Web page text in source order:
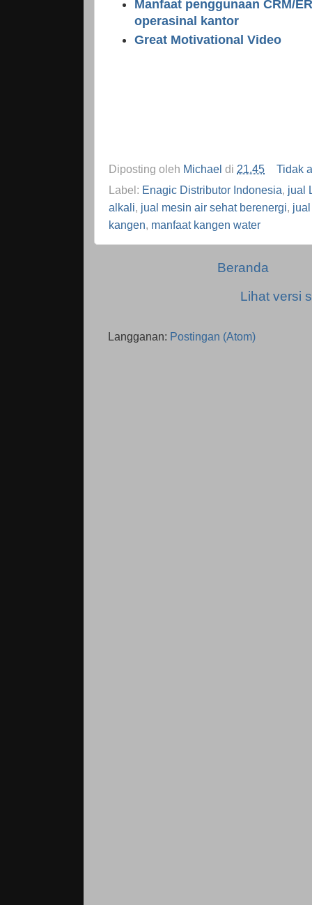
Manfaat penggunaan CRM/
operasinal kantor
Great Motivational Video
Diposting oleh Michael di 21.45
Tidak
Label: Enagic Distributor Indonesia, jual
alkali, jual mesin air sehat berenergi,
kangen, manfaat kangen water
Beranda
Lihat versi
Langganan: Postingan (Atom)